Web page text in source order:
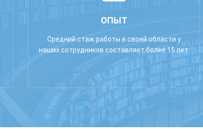
ОПЫТ
Средний стаж работы в своей области у
наших сотрудников составляет более 15 лет.